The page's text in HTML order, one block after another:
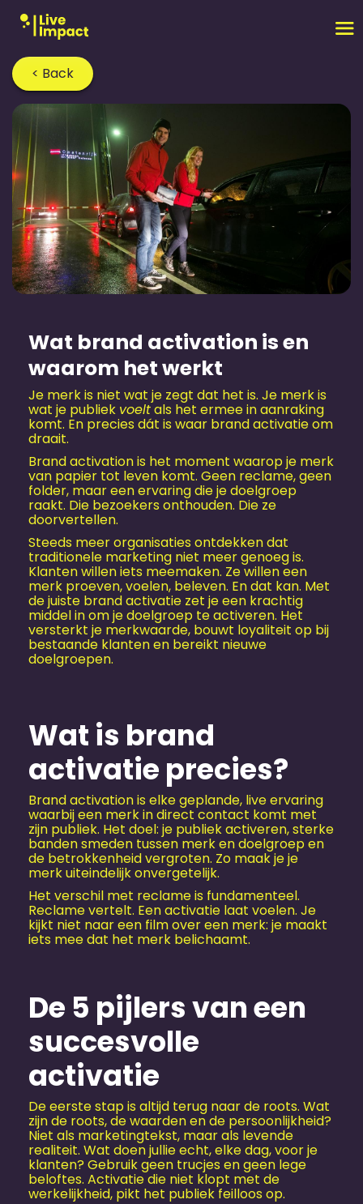
< Back
Home›Blog
Wat brand activation is en
waarom het werkt
Je merk is niet wat je zegt dat het is. Je merk is
wat je publiek voeltals het ermee in aanraking
komt. En precies dát is waar brand activatie om
draait.
Brand activation is het moment waarop je merk
van papier tot leven komt. Geen reclame, geen
folder, maar een ervaring die je doelgroep
raakt. Die bezoekers onthouden. Die ze
doorvertellen.
Steeds meer organisaties ontdekken dat
traditionele marketing niet meer genoeg is.
Klanten willen iets meemaken. Ze willen een
merk proeven, voelen, beleven. En dat kan. Met
de juiste brand activatie zet je een krachtig
middel in om je doelgroep te activeren. Het
versterkt je merkwaarde, bouwt loyaliteit op bij
bestaande klanten en bereikt nieuwe
doelgroepen.
Wat is brand
activatie precies?
Brand activation is elke geplande, live ervaring
waarbij een merk in direct contact komt met
zijn publiek. Het doel: je publiek activeren, sterke
banden smeden tussen merk en doelgroep en
de betrokkenheid vergroten. Zo maak je je
merk uiteindelijk onvergetelijk.
Het verschil met reclame is fundamenteel.
Reclame vertelt. Een activatie laat voelen. Je
kijkt niet naar een film over een merk: je maakt
iets mee dat het merk belichaamt.
De 5 pijlers van een
succesvolle
activatie
De eerste stap is altijd terug naar de roots. Wat
zijn de roots, de waarden en de persoonlijkheid?
Niet als marketingtekst, maar als levende
realiteit. Wat doen jullie echt, elke dag, voor je
klanten? Gebruik geen trucjes en geen lege
beloftes. Activatie die niet klopt met de
werkelijkheid, pikt het publiek feilloos op.